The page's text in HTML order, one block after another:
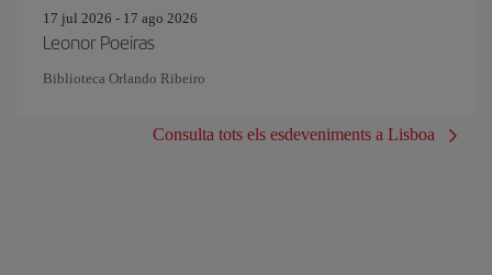
17 jul 2026 - 17 ago 2026
Leonor Poeiras
Biblioteca Orlando Ribeiro
Consulta tots els esdeveniments a Lisboa